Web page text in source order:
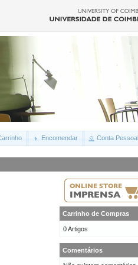
Encomendar Conta Pessoal
Carrinho de Compras
0 Artigos
Comentários